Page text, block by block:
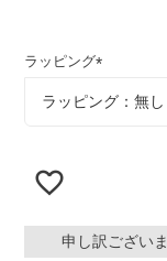
ラッピング
必
申し訳ござい